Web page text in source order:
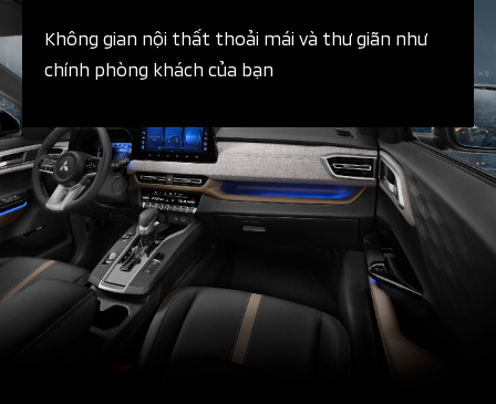
Không gian nội thất thoải mái và thư giãn như
chính phòng khách của bạn​​